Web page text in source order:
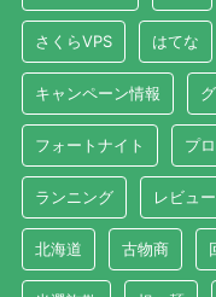
さくらVPS はてな
キャンペーン情報
フォートナイト プ
ランニング レビュー
北海道 古物商